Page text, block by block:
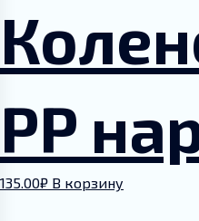
Контакты
PP
135.00₽ В корзину